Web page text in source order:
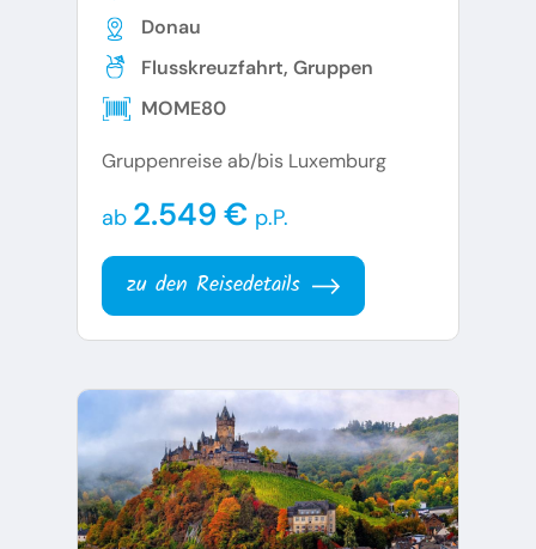
Donau
Flusskreuzfahrt, Gruppen
MOME80
Gruppenreise ab/bis Luxemburg
ab 2.549 € p.P.
zu den Reisedetails